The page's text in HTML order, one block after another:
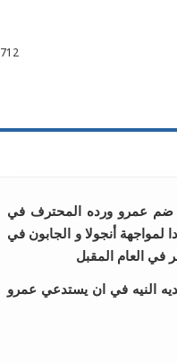
712
ضم عمرو ورده المحترف في
لمواجهة أنجولا و الجابون في
النيه في ان يستدعي عمرو